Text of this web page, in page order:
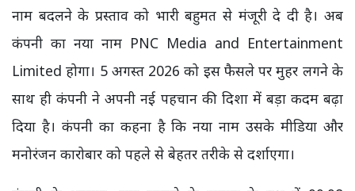
नाम बदलने के प्रस्ताव को भारी बहुमत से मंजूरी दे दी है। अब
कंपनी का नया नाम PNC Media and Entertainment
Limited होगा। 5 अगस्त 2026 को इस फैसले पर मुहर लगने के
साथ ही कंपनी ने अपनी नई पहचान की दिशा में बड़ा कदम बढ़ा
दिया है। कंपनी का कहना है कि नया नाम उसके मीडिया और
मनोरंजन कारोबार को पहले से बेहतर तरीके से दर्शाएगा।